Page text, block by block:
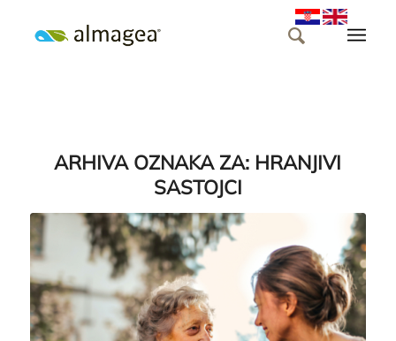
ARHIVA OZNAKA ZA: HRANJIVI
SASTOJCI